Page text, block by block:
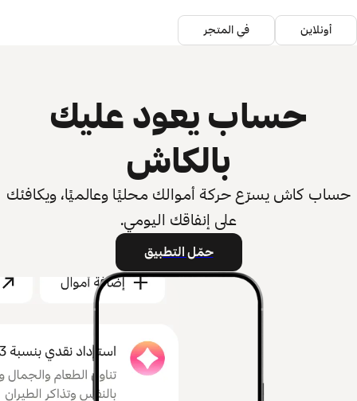
أونلاين في المتجر
حساب يعود عليك
بالكاش
حساب كاش يسرّع حركة أموالك محليًا وعالميًا، ويكافئك
على إنفاقك اليومي.
حمّل التطبيق